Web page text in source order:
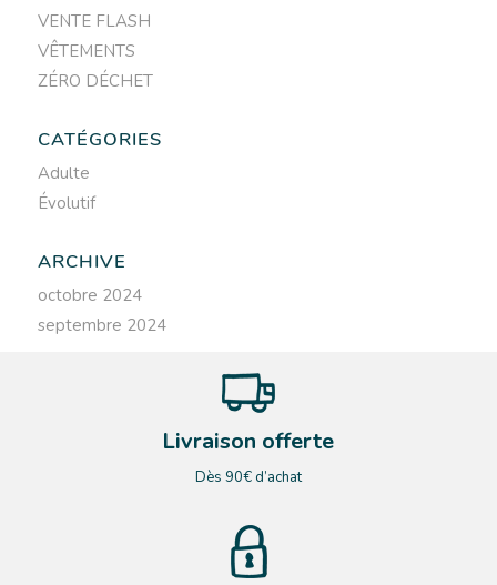
VENTE FLASH
VÊTEMENTS
ZÉRO DÉCHET
CATÉGORIES
Adulte
Évolutif
ARCHIVE
octobre 2024
septembre 2024
Livraison offerte
Dès 90€ d’achat